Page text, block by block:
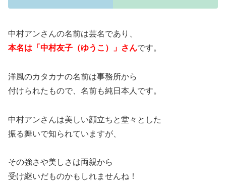
中村アンさんの名前は芸名であり、
本名は「中村友子（ゆうこ）」さんです。
洋風のカタカナの名前は事務所から
付けられたもので、名前も純日本人です。
中村アンさんは美しい顔立ちと堂々とした
振る舞いで知られていますが、
その強さや美しさは両親から
受け継いだものかもしれませんね！